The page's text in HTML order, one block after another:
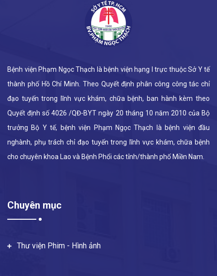
Bệnh viện Phạm Ngọc Thạch là bệnh viện hạng I trực thuộc Sở Y tế
thành phố Hồ Chí Minh. Theo Quyết định phân công công tác chỉ
đạo tuyến trong lĩnh vực khám, chữa bệnh, ban hành kèm theo
Quyết định số 4026 /QĐ-BYT ngày 20 tháng 10 năm 2010 của Bộ
trưởng Bộ Y tế, bệnh viện Phạm Ngọc Thạch là bệnh viện đầu
nghành, phụ trách chỉ đạo tuyến trong lĩnh vực khám, chữa bệnh
cho chuyên khoa Lao và Bệnh Phổi các tỉnh/thành phố Miền Nam.
Chuyên mục
Thư viện Phim - Hình ảnh